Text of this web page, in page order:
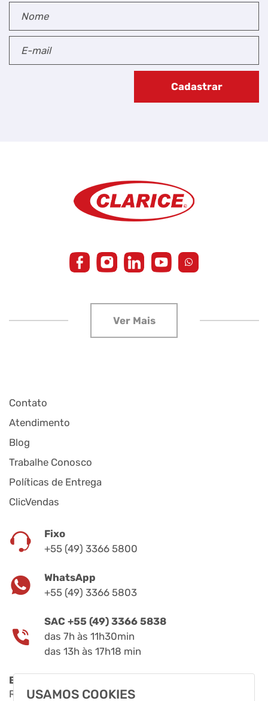
USAMOS COOKIES
Cadastrar
Contato
Atendimento
Blog
Trabalhe Conosco
Políticas de Entrega
ClicVendas
Fixo
+55 (49) 3366 5800
WhatsApp
+55 (49) 3366 5803
SAC +55 (49) 3366 5838
das 7h às 11h30min
das 13h às 17h18 min
Endereço
Rua Fernando de Noronha, 11808